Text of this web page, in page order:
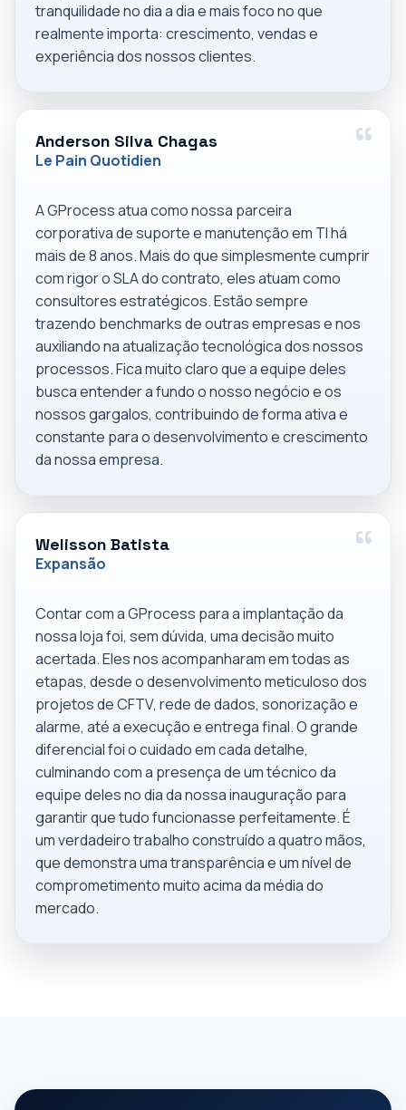
tranquilidade no dia a dia e mais foco no que
realmente importa: crescimento, vendas e
experiência dos nossos clientes.
Anderson Silva Chagas
Le Pain Quotidien
A GProcess atua como nossa parceira
corporativa de suporte e manutenção em TI há
mais de 8 anos. Mais do que simplesmente cumprir
com rigor o SLA do contrato, eles atuam como
consultores estratégicos. Estão sempre
trazendo benchmarks de outras empresas e nos
auxiliando na atualização tecnológica dos nossos
processos. Fica muito claro que a equipe deles
busca entender a fundo o nosso negócio e os
nossos gargalos, contribuindo de forma ativa e
constante para o desenvolvimento e crescimento
da nossa empresa.
Welisson Batista
Expansão
Contar com a GProcess para a implantação da
nossa loja foi, sem dúvida, uma decisão muito
acertada. Eles nos acompanharam em todas as
etapas, desde o desenvolvimento meticuloso dos
projetos de CFTV, rede de dados, sonorização e
alarme, até a execução e entrega final. O grande
diferencial foi o cuidado em cada detalhe,
culminando com a presença de um técnico da
equipe deles no dia da nossa inauguração para
garantir que tudo funcionasse perfeitamente. É
um verdadeiro trabalho construído a quatro mãos,
que demonstra uma transparência e um nível de
comprometimento muito acima da média do
mercado.